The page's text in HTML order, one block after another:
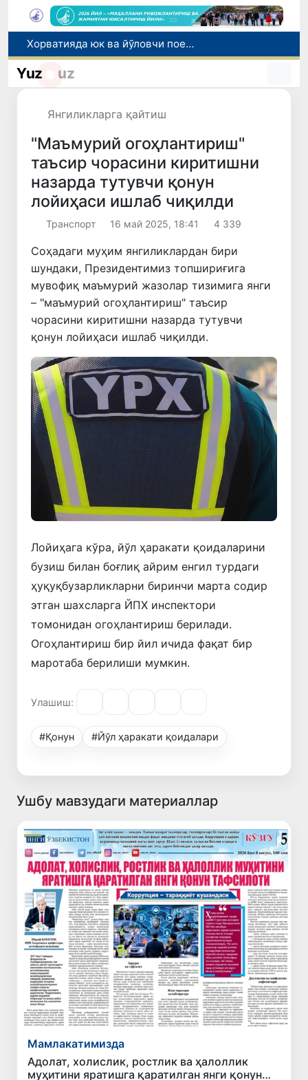
Хорватияда юк ва йўловчи поездларининг тўқнашиб кетиши оқибатида 24 киши жабрланди
Бозор хизматларининг 40 фоиздан ортиғи пойтахт ҳиссасига тўғри келмоқда
“Мен таниган Ўзбекистон!”
Yuz uz
Янгиликларга қайтиш
"Маъмурий огоҳлантириш"
таъсир чорасини киритишни
назарда тутувчи қонун
лойиҳаси ишлаб чиқилди
Транспорт 16 май 2025, 18:41 4 339
Соҳадаги муҳим янгиликлардан бири
шундаки, Президентимиз топшириғига
мувофиқ маъмурий жазолар тизимига янги
– "маъмурий огоҳлантириш" таъсир
чорасини киритишни назарда тутувчи
қонун лойиҳаси ишлаб чиқилди.
Лойиҳага кўра, йўл ҳаракати қоидаларини
бузиш билан боғлиқ айрим енгил турдаги
ҳуқуқбузарликларни биринчи марта содир
этган шахсларга ЙПХ инспектори
томонидан огоҳлантириш берилади.
Огоҳлантириш бир йил ичида фақат бир
маротаба берилиши мумкин.
Улашиш:
#Қонун #Йўл ҳаракати қоидалари
Ушбу мавзудаги материаллар
Мамлакатимизда
Адолат, холислик, ростлик ва ҳалоллик
муҳитини яратишга қаратилган янги қонун